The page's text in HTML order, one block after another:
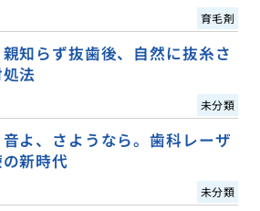
育毛剤
親知らず抜歯後、自然に抜糸さ
法
未分類
音よ、さようなら。歯科レーザ
新時代
未分類